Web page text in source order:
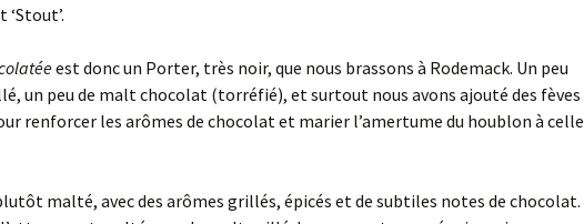
est donc un Porter, très noir, que nous brassons à Rodemack. Un peu
un peu de malt chocolat (torréfié), et surtout nous avons ajouté des fèves
renforcer les arômes de chocolat et marier l’amertume du houblon à celle
malté, avec des arômes grillés, épicés et de subtiles notes de chocolat.